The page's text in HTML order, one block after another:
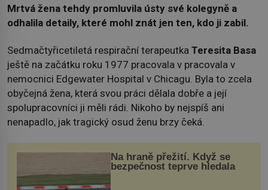
Mrtvá žena tehdy promluvila ústy své kolegyně a
odhalila detaily, které mohl znát jen ten, kdo ji zabil.
Sedmačtyřicetiletá respirační terapeutka Teresita Basa
ještě na začátku roku 1977 pracovala v pracovala v
nemocnici Edgewater Hospital v Chicagu. Byla to zcela
obyčejná žena, která svou práci dělala dobře a její
spolupracovníci ji měli rádi. Nikoho by nejspíš ani
nenapadlo, jak tragický osud ženu brzy čeká.
Na hraně přežití. Když se
bezpečnost teprve hledala